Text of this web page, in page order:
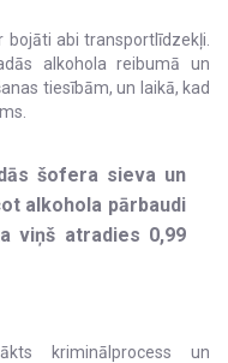
bojāti abi transportlīdzekļi.
alkohola reibumā un
tiesībām, un laikā, kad
šofera sieva un
alkohola pārbaudi
viņš atradies 0,99
kriminālprocess un